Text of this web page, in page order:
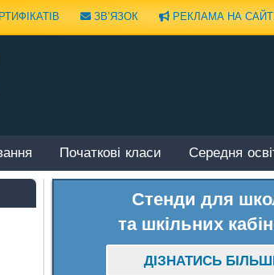
ЗВ’ЯЗОК РЕКЛАМА НА
Початкові класи Середня
Стенди для
та шкільних
ДІЗНАТИСЬ